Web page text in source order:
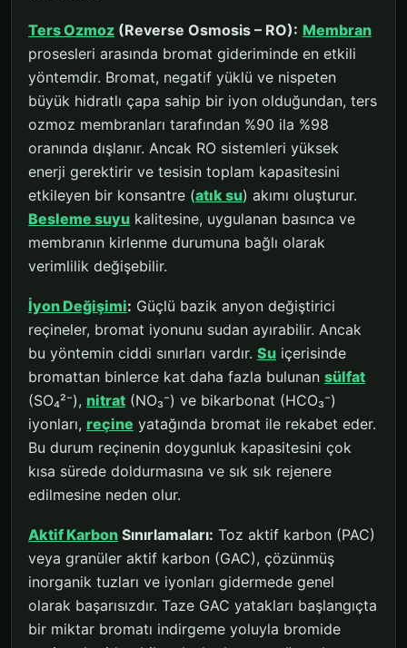
Ters Ozmoz (Reverse Osmosis – RO): Membran
prosesleri arasında bromat gideriminde en etkili
yöntemdir. Bromat, negatif yüklü ve nispeten
büyük hidratlı çapa sahip bir iyon olduğundan, ters
ozmoz membranları tarafından %90 ila %98
oranında dışlanır. Ancak RO sistemleri yüksek
enerji gerektirir ve tesisin toplam kapasitesini
etkileyen bir konsantre (atık su) akımı oluşturur.
Besleme suyu kalitesine, uygulanan basınca ve
membranın kirlenme durumuna bağlı olarak
verimlilik değişebilir.
İyon Değişimi: Güçlü bazik anyon değiştirici
reçineler, bromat iyonunu sudan ayırabilir. Ancak
bu yöntemin ciddi sınırları vardır. Su içerisinde
bromattan binlerce kat daha fazla bulunan sülfat
(SO₄²⁻), nitrat (NO₃⁻) ve bikarbonat (HCO₃⁻)
iyonları, reçine yatağında bromat ile rekabet eder.
Bu durum reçinenin doygunluk kapasitesini çok
kısa sürede doldurmasına ve sık sık rejenere
edilmesine neden olur.
Aktif Karbon Sınırlamaları: Toz aktif karbon (PAC)
veya granüler aktif karbon (GAC), çözünmüş
inorganik tuzları ve iyonları gidermede genel
olarak başarısızdır. Taze GAC yatakları başlangıçta
bir miktar bromatı indirgeme yoluyla bromide